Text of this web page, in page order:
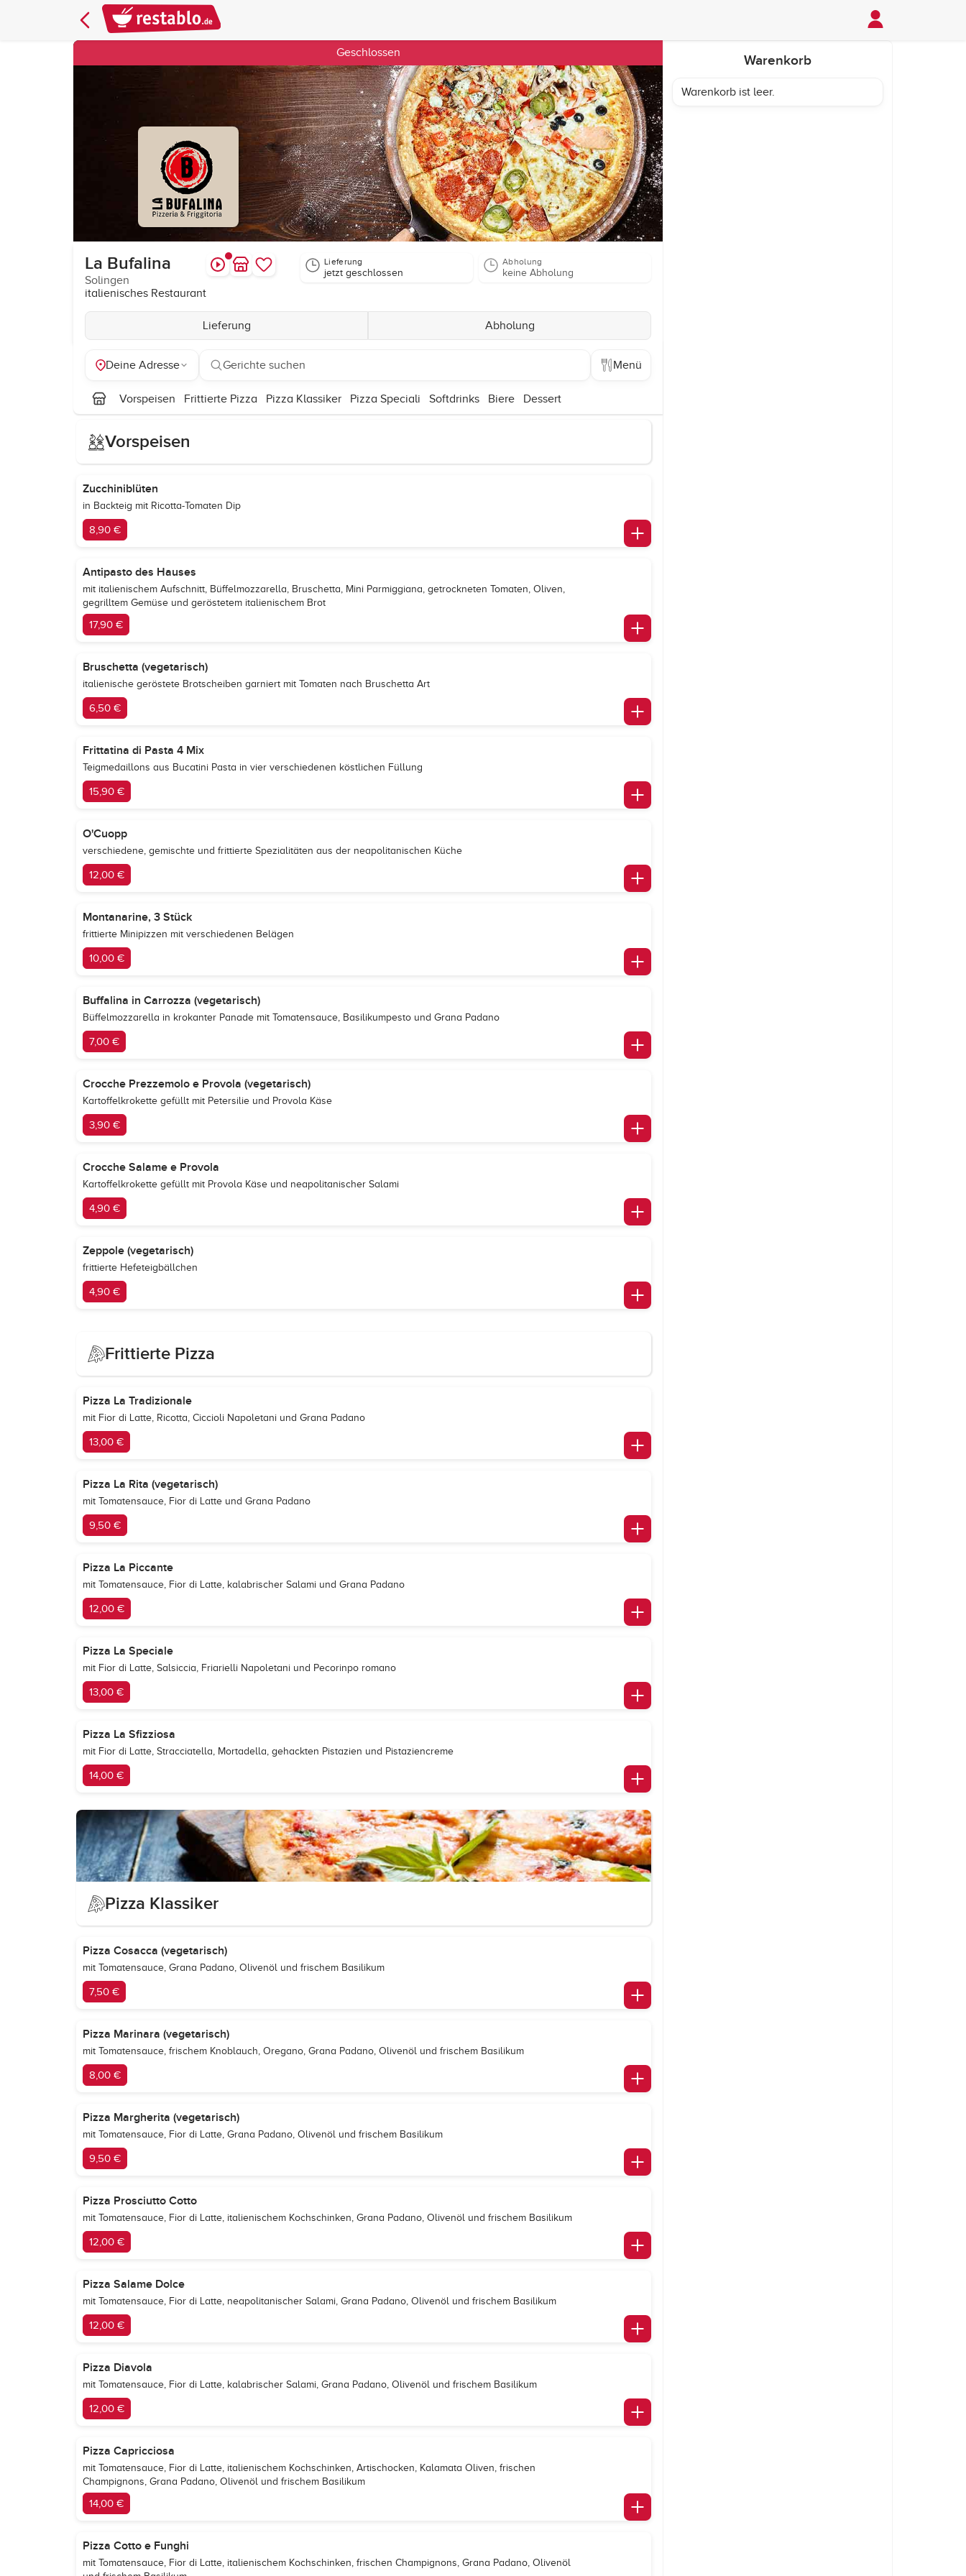
Geschlossen
La Bufalina
Solingen
italienisches Restaurant
Lieferung
jetzt geschlossen
Abholung
keine Abholung
Lieferung Abholung
Deine Adresse Gerichte suchen Menü
Vorspeisen Frittierte Pizza Pizza Klassiker Pizza Speciali Softdrinks Biere Dessert
Vorspeisen
Zucchiniblüten
in Backteig mit Ricotta-Tomaten Dip
8,90 €
Antipasto des Hauses
mit italienischem Aufschnitt, Büffelmozzarella, Bruschetta, Mini Parmiggiana, getrockneten Tomaten, Oliven,
gegrilltem Gemüse und geröstetem italienischem Brot
17,90 €
Bruschetta (vegetarisch)
italienische geröstete Brotscheiben garniert mit Tomaten nach Bruschetta Art
6,50 €
Frittatina di Pasta 4 Mix
Teigmedaillons aus Bucatini Pasta in vier verschiedenen köstlichen Füllung
15,90 €
O'Cuopp
verschiedene, gemischte und frittierte Spezialitäten aus der neapolitanischen Küche
12,00 €
Montanarine, 3 Stück
frittierte Minipizzen mit verschiedenen Belägen
10,00 €
Buffalina in Carrozza (vegetarisch)
Büffelmozzarella in krokanter Panade mit Tomatensauce, Basilikumpesto und Grana Padano
7,00 €
Crocche Prezzemolo e Provola (vegetarisch)
Kartoffelkrokette gefüllt mit Petersilie und Provola Käse
3,90 €
Crocche Salame e Provola
Kartoffelkrokette gefüllt mit Provola Käse und neapolitanischer Salami
4,90 €
Zeppole (vegetarisch)
frittierte Hefeteigbällchen
4,90 €
Frittierte Pizza
Pizza La Tradizionale
mit Fior di Latte, Ricotta, Ciccioli Napoletani und Grana Padano
13,00 €
Pizza La Rita (vegetarisch)
mit Tomatensauce, Fior di Latte und Grana Padano
9,50 €
Pizza La Piccante
mit Tomatensauce, Fior di Latte, kalabrischer Salami und Grana Padano
12,00 €
Pizza La Speciale
mit Fior di Latte, Salsiccia, Friarielli Napoletani und Pecorinpo romano
13,00 €
Pizza La Sfizziosa
mit Fior di Latte, Stracciatella, Mortadella, gehackten Pistazien und Pistaziencreme
14,00 €
Pizza Klassiker
Pizza Cosacca (vegetarisch)
mit Tomatensauce, Grana Padano, Olivenöl und frischem Basilikum
7,50 €
Pizza Marinara (vegetarisch)
mit Tomatensauce, frischem Knoblauch, Oregano, Grana Padano, Olivenöl und frischem Basilikum
8,00 €
Pizza Margherita (vegetarisch)
mit Tomatensauce, Fior di Latte, Grana Padano, Olivenöl und frischem Basilikum
9,50 €
Pizza Prosciutto Cotto
mit Tomatensauce, Fior di Latte, italienischem Kochschinken, Grana Padano, Olivenöl und frischem Basilikum
12,00 €
Pizza Salame Dolce
mit Tomatensauce, Fior di Latte, neapolitanischer Salami, Grana Padano, Olivenöl und frischem Basilikum
12,00 €
Pizza Diavola
mit Tomatensauce, Fior di Latte, kalabrischer Salami, Grana Padano, Olivenöl und frischem Basilikum
12,00 €
Pizza Capricciosa
mit Tomatensauce, Fior di Latte, italienischem Kochschinken, Artischocken, Kalamata Oliven, frischen
Champignons, Grana Padano, Olivenöl und frischem Basilikum
14,00 €
Pizza Cotto e Funghi
mit Tomatensauce, Fior di Latte, italienischem Kochschinken, frischen Champignons, Grana Padano, Olivenöl
Warenkorb
Warenkorb ist leer.